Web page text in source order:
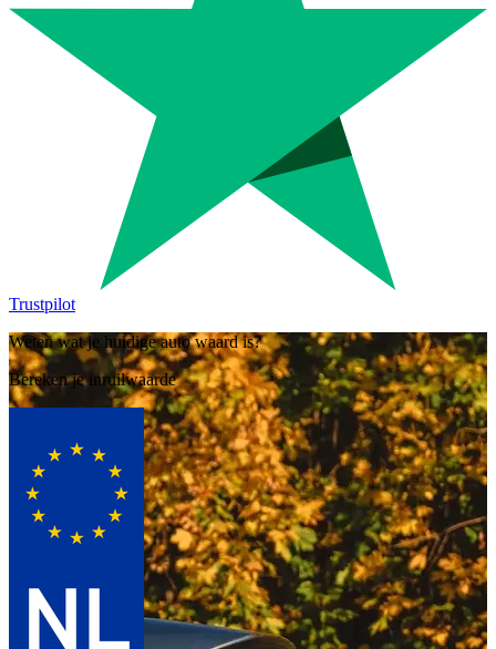
Trustpilot
Weten wat je huidige auto waard is?
Bereken je inruilwaarde